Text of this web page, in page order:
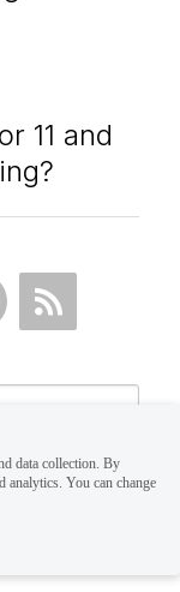
11 and
data collection. By
analytics. You can change